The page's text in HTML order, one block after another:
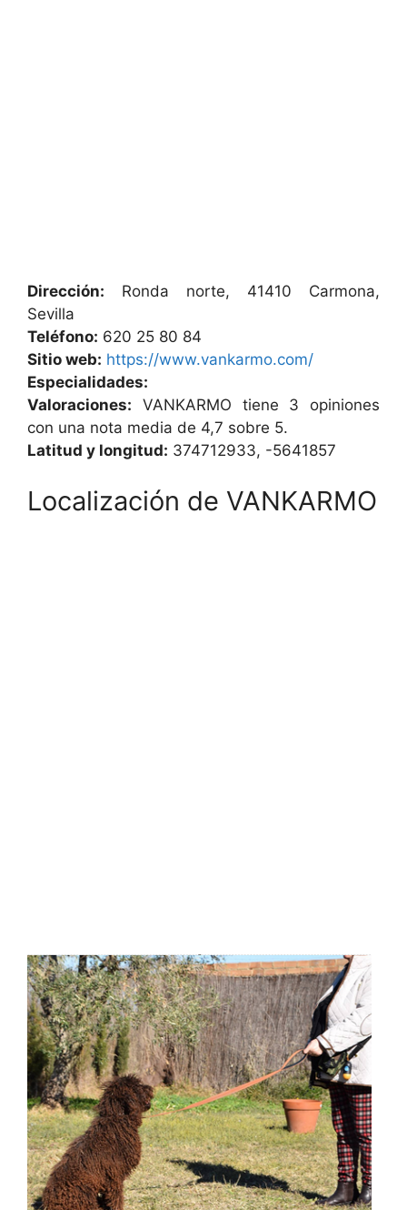
Dirección: Ronda norte, 41410 Carmona,
Sevilla
Teléfono: 620 25 80 84
Sitio web: https://www.vankarmo.com/
Especialidades:
Valoraciones: VANKARMO tiene 3 opiniones
con una nota media de 4,7 sobre 5.
Latitud y longitud: 374712933, -5641857
Localización de VANKARMO